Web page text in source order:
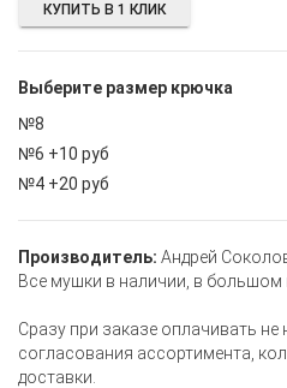
Выберите размер крючка
№8
№6 +10 руб
№4 +20 руб
КУПИТЬ В 1 КЛИК
Производитель: Андрей
Все мушки в наличии, в большом
Сразу при заказе оплачивать не
согласования ассортимента,
доставки.